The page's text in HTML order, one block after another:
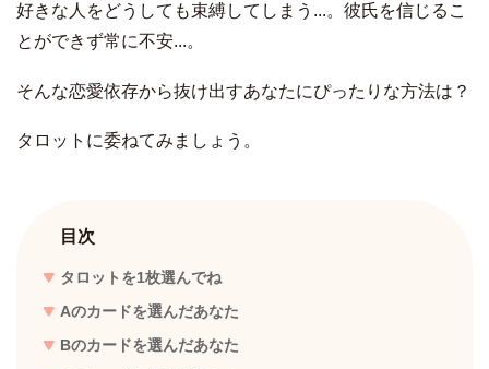
好きな人をどうしても束縛してしまう...。彼氏を信じるこ
とができず常に不安...。
そんな恋愛依存から抜け出すあなたにぴったりな方法は？
タロットに委ねてみましょう。
目次
タロットを1枚選んでね
Aのカードを選んだあなた
Bのカードを選んだあなた